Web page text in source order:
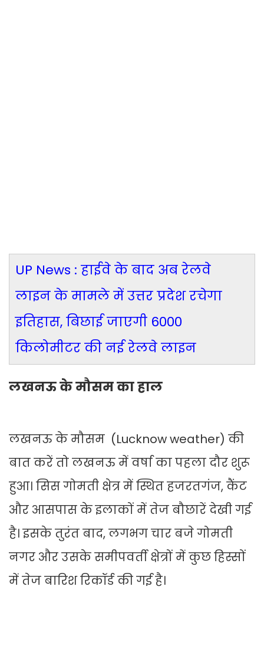
UP News : हाईवे के बाद अब रेलवे
लाइन के मामले में उत्तर प्रदेश रचेगा
इतिहास, बिछाई जाएगी 6000
किलोमीटर की नई रेलवे लाइन
लखनऊ के मौसम का हाल
लखनऊ के मौसम (Lucknow weather) की
बात करें तो लखनऊ में वर्षा का पहला दौर शुरू
हुआ। सिस गोमती क्षेत्र में स्थित हजरतगंज, कैंट
और आसपास के इलाकों में तेज बौछारें देखी गई
है। इसके तुरंत बाद, लगभग चार बजे गोमती
नगर और उसके समीपवर्ती क्षेत्रों में कुछ हिस्सों
में तेज बारिश रिकॉर्ड की गई है।